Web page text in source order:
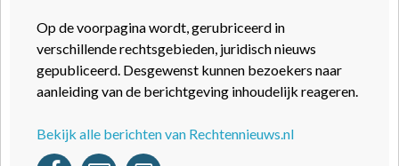
Op de voorpagina wordt, gerubriceerd in
verschillende rechtsgebieden, juridisch nieuws
gepubliceerd. Desgewenst kunnen bezoekers naar
aanleiding van de berichtgeving inhoudelijk reageren.
Bekijk alle berichten van Rechtennieuws.nl